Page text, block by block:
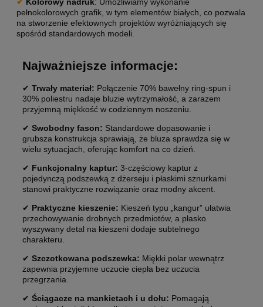
pełnokolorowych grafik, w tym elementów białych, co pozwala
na stworzenie efektownych projektów wyróżniających się
spośród standardowych modeli.
Najważniejsze informacje:
✔ Trwały materiał: Połączenie 70% bawełny ring-spun i
30% poliestru nadaje bluzie wytrzymałość, a zarazem
przyjemną miękkość w codziennym noszeniu.
✔ Swobodny fason: Standardowe dopasowanie i
grubsza konstrukcja sprawiają, że bluza sprawdza się w
wielu sytuacjach, oferując komfort na co dzień.
✔ Funkcjonalny kaptur: 3-częściowy kaptur z
pojedynczą podszewką z dżerseju i płaskimi sznurkami
stanowi praktyczne rozwiązanie oraz modny akcent.
✔ Praktyczne kieszenie: Kieszeń typu „kangur” ułatwia
przechowywanie drobnych przedmiotów, a płasko
wyszywany detal na kieszeni dodaje subtelnego
charakteru.
✔ Szczotkowana podszewka: Miękki polar wewnątrz
zapewnia przyjemne uczucie ciepła bez uczucia
przegrzania.
✔ Ściągacze na mankietach i u dołu: Pomagają